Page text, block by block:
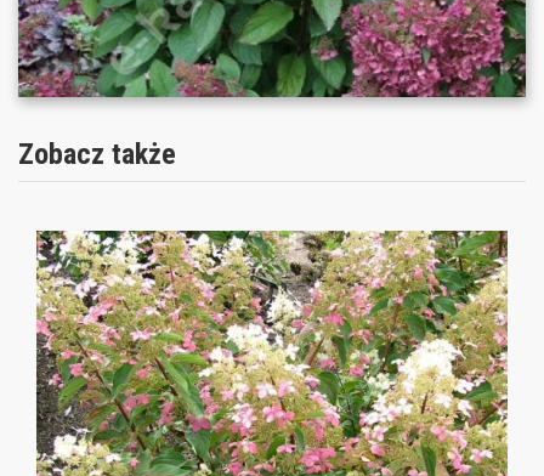
Zobacz także